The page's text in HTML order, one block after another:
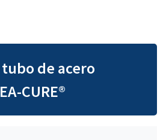
de acero
CURE®